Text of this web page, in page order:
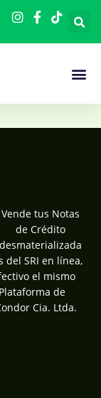
Vende tus Notas
de Crédito
desmaterializada
del SRI en línea,
el mismo
de
Cia. Ltda.